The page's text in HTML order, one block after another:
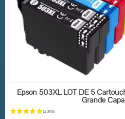
EN STOCK
Epson 503XL LOT DE 5
Grande